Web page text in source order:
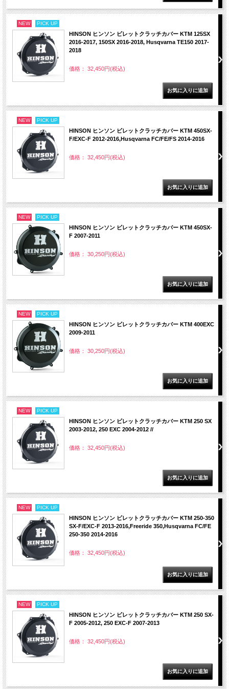
NEW PICK UP
HINSON ヒンソン ビレットクラッチカバー KTM 125SX
2016-2017, 150SX 2016-2018, Husqvarna TE150 2017-
2018
価格： 32,450円(税込)
NEW PICK UP
HINSON ヒンソン ビレットクラッチカバー KTM 450SX-
F/EXC-F 2012-2016,Husqvarna FC/FE/FS 2014-2016
価格： 32,450円(税込)
NEW PICK UP
HINSON ヒンソン ビレットクラッチカバー KTM 450SX-
F 2007-2011
価格： 30,250円(税込)
NEW PICK UP
HINSON ヒンソン ビレットクラッチカバー KTM 400EXC
2009-2011
価格： 30,250円(税込)
NEW PICK UP
HINSON ヒンソン ビレットクラッチカバー KTM 250 SX
2003-2012, 250 EXC 2004-2012 //
価格： 32,450円(税込)
NEW PICK UP
HINSON ヒンソン ビレットクラッチカバー KTM 250-350
SX-F/EXC-F 2013-2016,Freeride 350,Husqvarna FC/FE
250-350 2014-2016
価格： 32,450円(税込)
NEW PICK UP
HINSON ヒンソン ビレットクラッチカバー KTM 250 SX-
F 2005-2012, 250 EXC-F 2007-2013
価格： 32,450円(税込)